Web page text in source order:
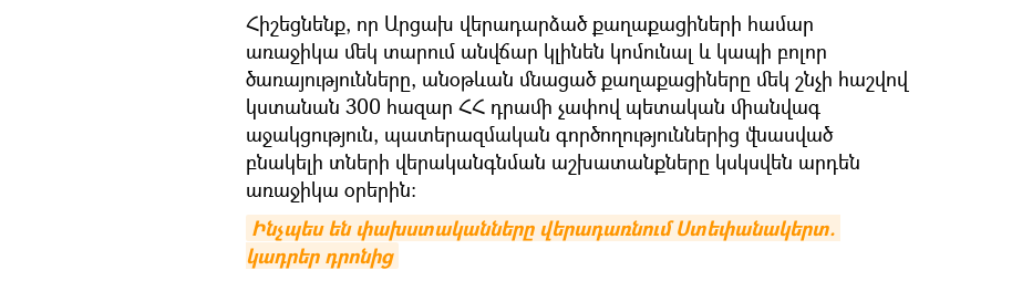
Հիշեցնենք, որ Արցախ վերադարձած քաղաքացիների համար
առաջիկա մեկ տարում անվճար կլինեն կոմունալ և կապի բոլոր
ծառայությունները, անօթևան մնացած քաղաքացիները մեկ շնչի հաշվով
կստանան 300 հազար ՀՀ դրամի չափով պետական միանվագ
աջակցություն, պատերազմական գործողություններից վնասված
բնակելի տների վերականգնման աշխատանքները կսկսվեն արդեն
առաջիկա օրերին:
Ինչպես են փախստականները վերադառնում Ստեփանակերտ.
կադրեր դրոնից